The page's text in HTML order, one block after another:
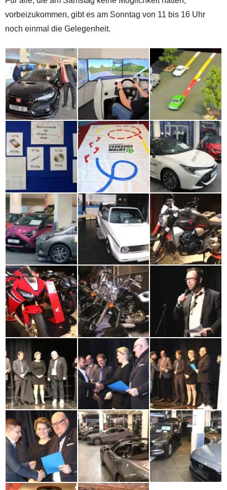
vorbeizukommen, gibt es am Sonntag von 11 bis 16 Uhr
noch einmal die Gelegenheit.